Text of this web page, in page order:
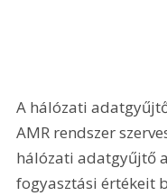
A hálózati
AMR rendszer
hálózati adatgyűjtő
fogyasztási értékeit